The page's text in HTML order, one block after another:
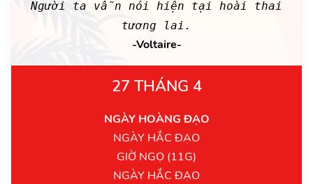
Người ta vẫn nói hiện tại hoài thai
tương lai.
-Voltaire-
27 THÁNG 4
NGÀY HOÀNG ĐẠO
NGÀY HẮC ĐẠO
GIỜ NGỌ (11G)
NGÀY HẮC ĐẠO